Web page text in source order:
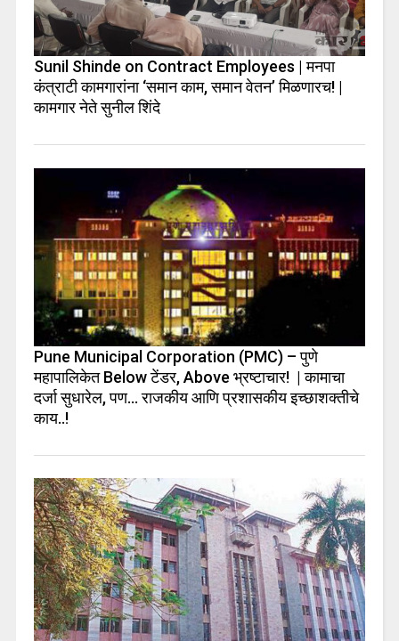
Sunil Shinde on Contract Employees | मनपा
कंत्राटी कामगारांना ‘समान काम, समान वेतन’ मिळणारच! |
कामगार नेते सुनील शिंदे
Pune Municipal Corporation (PMC) – पुणे
महापालिकेत Below टेंडर, Above भ्रष्टाचार! | कामाचा
दर्जा सुधारेल, पण… राजकीय आणि प्रशासकीय इच्छाशक्तीचे
काय..!